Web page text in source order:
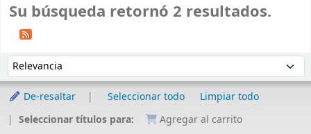
Su búsqueda retornó 2 resultados.
Ordenar por:
De-resaltar Seleccionar todo
Limpiar todo
Seleccionar títulos para:
Agregar al carrito